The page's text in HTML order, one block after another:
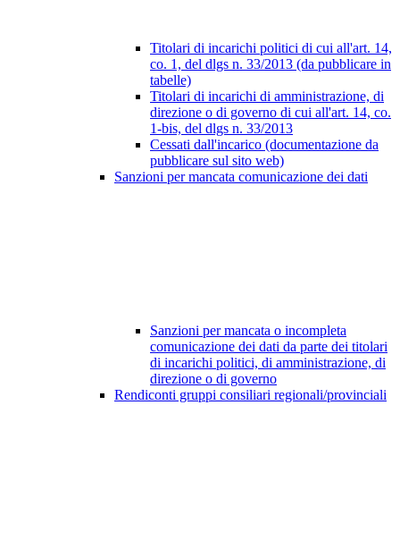
Titolari di incarichi politici di cui all'art. 14,
co. 1, del dlgs n. 33/2013 (da pubblicare in
tabelle)
Titolari di incarichi di amministrazione, di
direzione o di governo di cui all'art. 14, co.
1-bis, del dlgs n. 33/2013
Cessati dall'incarico (documentazione da
pubblicare sul sito web)
Sanzioni per mancata comunicazione dei dati
Sanzioni per mancata o incompleta
comunicazione dei dati da parte dei titolari
di incarichi politici, di amministrazione, di
direzione o di governo
Rendiconti gruppi consiliari regionali/provinciali